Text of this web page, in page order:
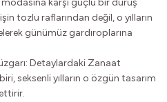
karşı güçlü bir duruş
tozlu raflarından değil, o yılların
günümüz gardıroplarına
Detaylardaki Zanaat
seksenli yılların o özgün tasarım